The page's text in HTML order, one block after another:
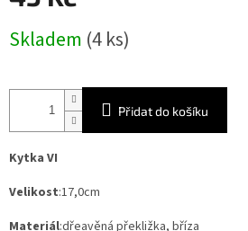
cena:
Skladem (4 ks)
Přidat do košíku
Kytka VI
Velikost:17,0cm
Materiál:dřeavěná překližka, bříza